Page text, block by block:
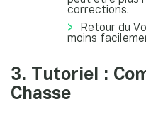
corrections.
Retour du
moins
3. Tutoriel :
Chasse